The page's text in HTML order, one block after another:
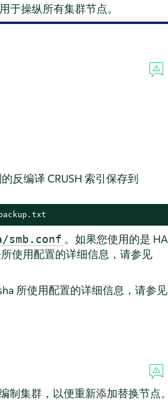
于操纵所有集群节点。
反编译 CRUSH 索引保存到
smb.conf 。如果您使用的是 HA
使用配置的详细信息，请参见
所使用配置的详细信息，请参见
集群，以便重新添加替换节点。